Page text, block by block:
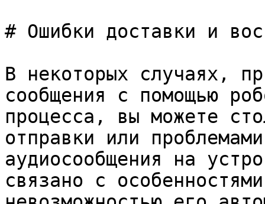
# Ошибки доставки и
В некоторых случаях,
сообщения с помощью
процесса, вы можете
отправки или
аудиосообщения на
связано с